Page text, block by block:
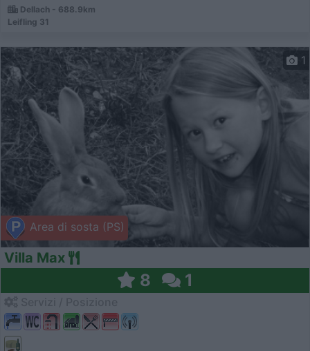
Dellach - 688.9km
Leifling 31
Area di sosta (PS)
1
Villa Max
8 1